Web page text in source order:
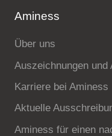
Aminess
Über uns
Auszeichnungen und
Karriere bei Aminess
Aktuelle
Aminess für einen